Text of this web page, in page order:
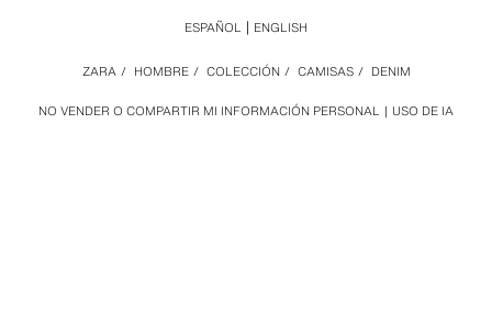
NO VENDER O COMPARTIR MI INFORMACIÓN PERSONAL USO DE IA
ZARA / HOMBRE / COLECCIÓN / CAMISAS / DENIM
ESPAÑOL ENGLISH